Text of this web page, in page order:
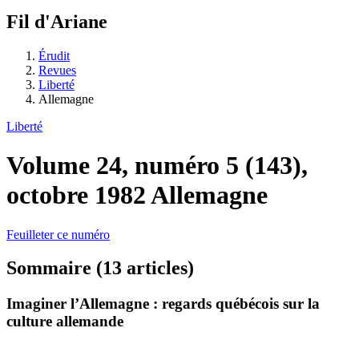
Fil d'Ariane
Érudit
Revues
Liberté
Allemagne
Liberté
Volume 24, numéro 5 (143),
octobre 1982Allemagne
Feuilleter ce numéro
Sommaire (13 articles)
Imaginer l’Allemagne : regards québécois sur la
culture allemande